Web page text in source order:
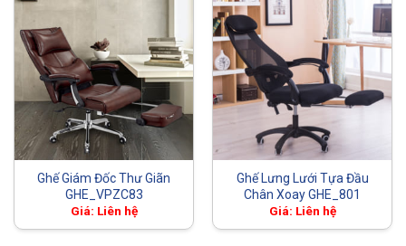
Ghế Giám Đốc Thư Giãn
GHE_VPZC83
Giá: Liên hệ
Ghế Lưng Lưới Tựa Đầu
Chân Xoay GHE_801
Giá: Liên hệ